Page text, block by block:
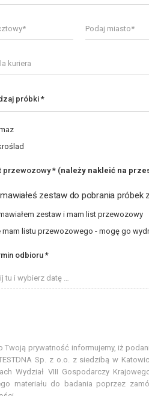
próbki *
List przewozowy * (należy nakleić na
zestaw do pobrania próbek
zestaw i mam list przewozowy
mam listu przewozowego - mogę go
odbioru *
Twoją prywatność informujemy, iż
Sp. z o.o. z siedzibą w
Wydział VIII Gospodarczy
materiału do badania poprzez